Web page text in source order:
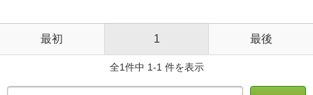
最初 1 最後
全1件中 1-1 件を表示